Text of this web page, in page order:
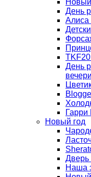
День
Алиса
День
Гарри
Новый год
Дверь
Наша